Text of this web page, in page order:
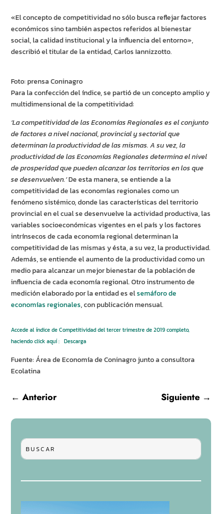
«El concepto de competitividad no sólo busca reflejar factores
económicos sino también aspectos referidos al bienestar
social, la calidad institucional y la influencia del entorno»,
describió el titular de la entidad, Carlos Iannizzotto.
Foto: prensa Coninagro
Para la confección del índice, se partió de un concepto amplio y
multidimensional de la competitividad:
‘La competitividad de las Economías Regionales es el conjunto
de factores a nivel nacional, provincial y sectorial que
determinan la productividad de las mismas. A su vez, la
productividad de las Economías Regionales determina el nivel
de prosperidad que pueden alcanzar los territorios en los que
se desenvuelven.’De esta manera, se entiende a la
competitividad de las economías regionales como un
fenómeno sistémico, donde las características del territorio
provincial en el cual se desenvuelve la actividad productiva, las
variables socioeconómicas vigentes en el país y los factores
intrínsecos de cada economía regional determinan la
competitividad de las mismas y ésta, a su vez, la productividad.
Además, se entiende el aumento de la productividad como un
medio para alcanzar un mejor bienestar de la población de
influencia de cada economía regional. Otro instrumento de
medición elaborado por la entidad es elsemáforo de
economías regionales, con publicación mensual.
Accede al índice de Competitividad del tercer trimestre de 2019 completo,
haciendo click aquí : Descarga
Fuente: Área de Economía de Coninagro junto a consultora
Ecolatina
←Anterior Siguiente→